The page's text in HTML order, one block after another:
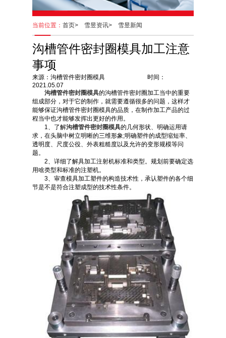
当前位置： 首页> 雪昱资讯> 雪昱新闻
沟槽管件密封圈模具加工注意
事项
来源：沟槽管件密封圈模具 时间：
2021.05.07
沟槽管件密封圈模具的沟槽管件密封圈加工当中的重要
组成部分，对于它的制作，就需要遵循很多的问题，这样才
能够保证沟槽管件密封圈模具的品质，在制作加工产品的过
程当中也才能够发挥出更好的作用。
1、了解沟槽管件密封圈模具的几何形状、明确运用请
求，在头脑中树立明晰的三维形象;明确塑件的成型缩短率、
透明度、尺度公役、外表粗糙度以及允许的变形规模等问
题。
2、详细了解具加工注射机标准和类型。规划前要确定选
用啥类型和标准的注塑机。
3、审查模具加工塑件的构造技术性，承认塑件的各个细
节是不是符合注塑成型的技术性条件。